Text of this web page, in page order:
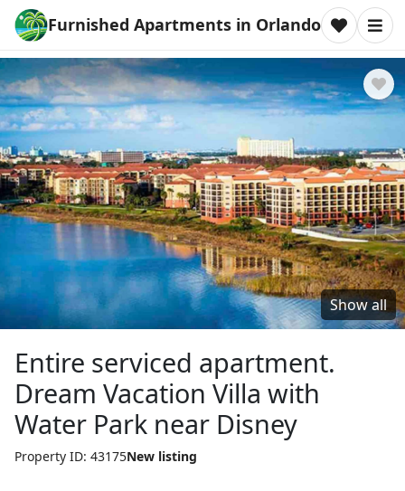
Furnished Apartments in Orlando
Show all
Entire serviced apartment.
Dream Vacation Villa with
Water Park near Disney
Property ID: 43175New listing